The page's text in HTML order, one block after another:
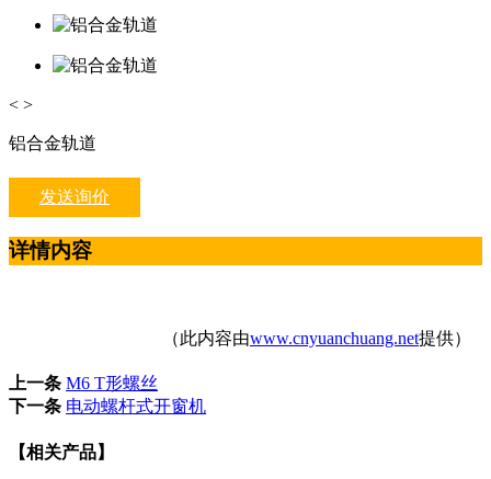
< >
铝合金轨道
发送询价
详情内容
（此内容由www.cnyuanchuang.net提供）
上一条 M6 T形螺丝
下一条 电动螺杆式开窗机
【相关产品】